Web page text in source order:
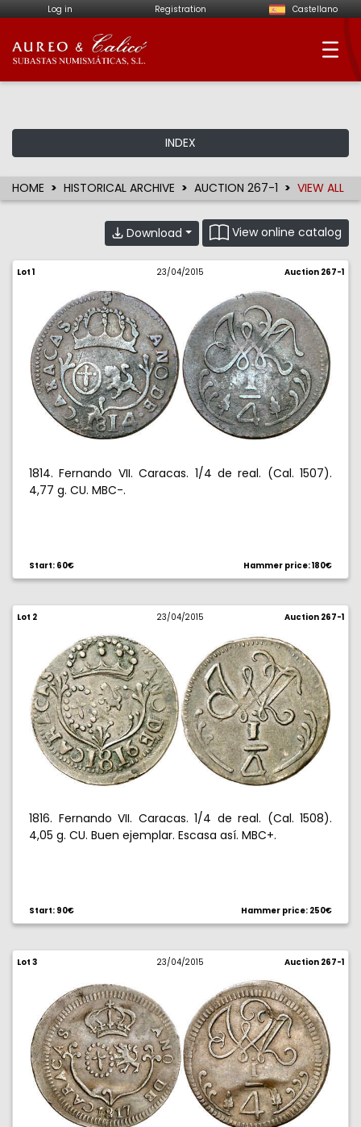
Log in Registration Castellano
Aureo & Calicó -
INDEX
HOME HISTORICAL ARCHIVE AUCTION 267-1 VIEW ALL
Download View online catalog
Lot 1 23/04/2015 Auction 267-1
1814. Fernando VII. Caracas. 1/4 de real. (Cal. 1507).
4,77 g. CU. MBC-.
Start: 60€ Hammer price: 180€
Lot 2 23/04/2015 Auction 267-1
1816. Fernando VII. Caracas. 1/4 de real. (Cal. 1508).
4,05 g. CU. Buen ejemplar. Escasa así. MBC+.
Start: 90€ Hammer price: 250€
Lot 3 23/04/2015 Auction 267-1